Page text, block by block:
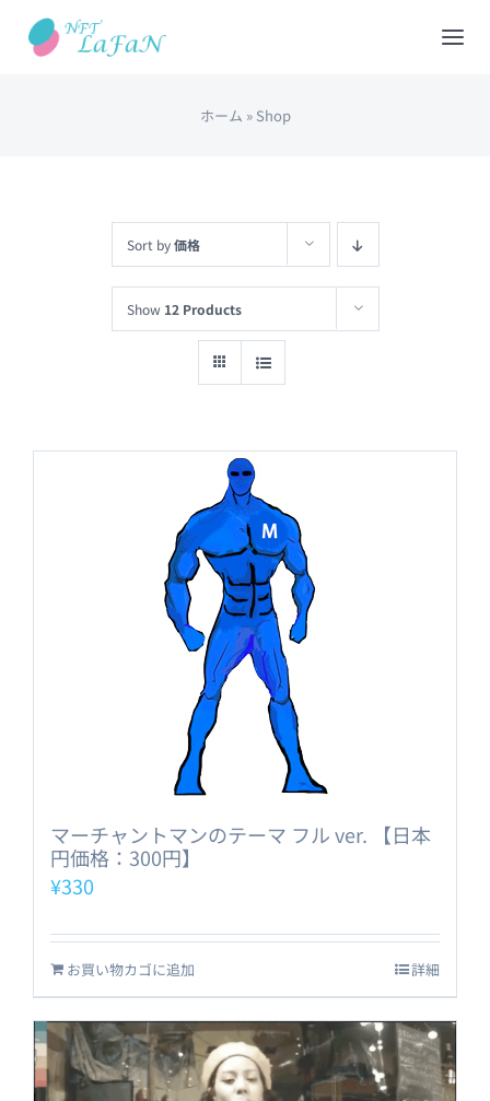
Skip
HOME
NFTショップ
REDEEM(現物と交換)
カート
ホーム » Shop
Sort by価格
Show 12 Products
マーチャントマンのテーマ フル ver. 【日本
円価格：300円】
¥330
お買い物カゴに追加 詳細